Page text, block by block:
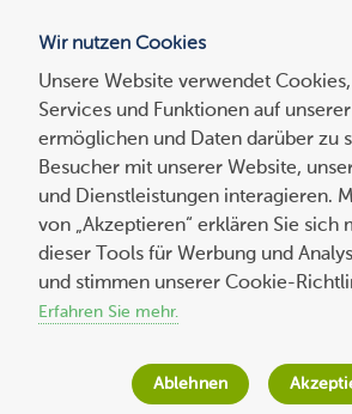
Suchen
nach:
Die beste Anti-Hacking-
Windows 10
Wolf-Dieter Fiege am2. August 2017
Minuten
Wir nutzen Cookies
Unsere Website verwendet
Services und Funktionen auf
ermöglichen und Daten darüber zu
Besucher mit unserer Website,
und Dienstleistungen interagieren.
von „Akzeptieren“ erklären Sie sich
dieser Tools für Werbung und
und stimmen unserer Cookie-
Erfahren Sie mehr.
Ablehnen